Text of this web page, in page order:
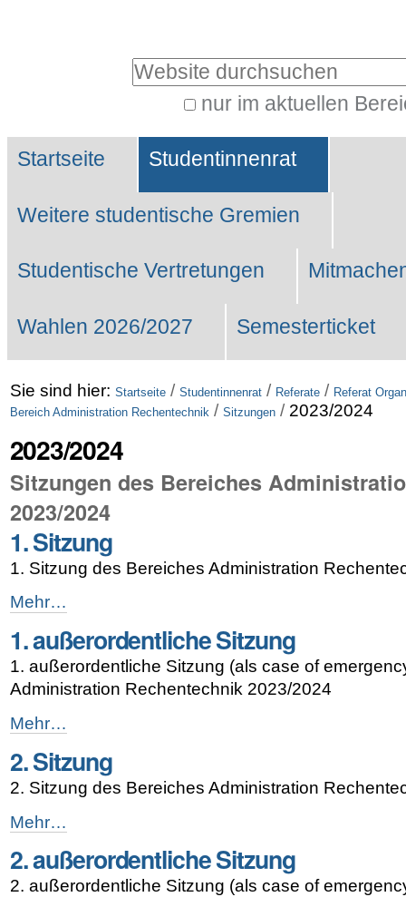
Website durchsuchen
nur im aktuellen
Suche…
Sektionen
Startseite Studentinnenrat
Weitere studentische Gremien
Studentische Vertretungen
Wahlen 2026/2027 Semesterticket
Sie sind hier: Startseite / Studentinnenrat / Referate / Referat
Bereich Administration Rechentechnik / Sitzungen / 2023/2024
2023/2024
Sitzungen des Bereiches
2023/2024
1. Sitzung
1. Sitzung des Bereiches Administration
1.
Sitzung
-
Mehr…
1. außerordentliche Sitzung
1. außerordentliche Sitzung (als case of
Administration Rechentechnik 2023/2024
1.
außerordentliche
Sitzung
-
Mehr…
2. Sitzung
2. Sitzung des Bereiches Administration
2.
Sitzung
-
Mehr…
2. außerordentliche Sitzung
2. außerordentliche Sitzung (als case of